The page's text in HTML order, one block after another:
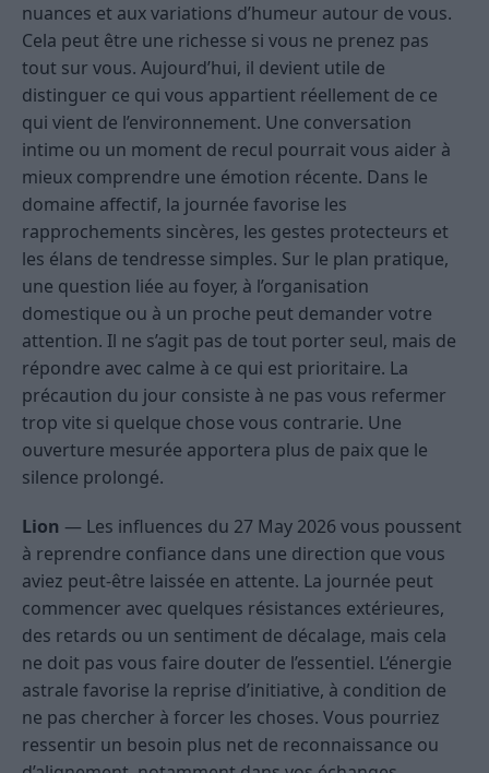
nuances et aux variations d’humeur autour de vous.
Cela peut être une richesse si vous ne prenez pas
tout sur vous. Aujourd’hui, il devient utile de
distinguer ce qui vous appartient réellement de ce
qui vient de l’environnement. Une conversation
intime ou un moment de recul pourrait vous aider à
mieux comprendre une émotion récente. Dans le
domaine affectif, la journée favorise les
rapprochements sincères, les gestes protecteurs et
les élans de tendresse simples. Sur le plan pratique,
une question liée au foyer, à l’organisation
domestique ou à un proche peut demander votre
attention. Il ne s’agit pas de tout porter seul, mais de
répondre avec calme à ce qui est prioritaire. La
précaution du jour consiste à ne pas vous refermer
trop vite si quelque chose vous contrarie. Une
ouverture mesurée apportera plus de paix que le
silence prolongé.
Lion — Les influences du 27 May 2026 vous poussent
à reprendre confiance dans une direction que vous
aviez peut-être laissée en attente. La journée peut
commencer avec quelques résistances extérieures,
des retards ou un sentiment de décalage, mais cela
ne doit pas vous faire douter de l’essentiel. L’énergie
astrale favorise la reprise d’initiative, à condition de
ne pas chercher à forcer les choses. Vous pourriez
ressentir un besoin plus net de reconnaissance ou